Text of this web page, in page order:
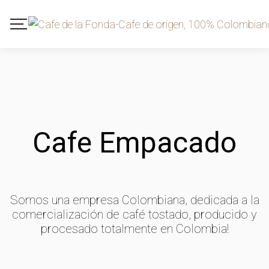
Cafe Empacado
Somos una empresa Colombiana, dedicada a la
comercialización de café tostado, producido y
procesado totalmente en Colombia!